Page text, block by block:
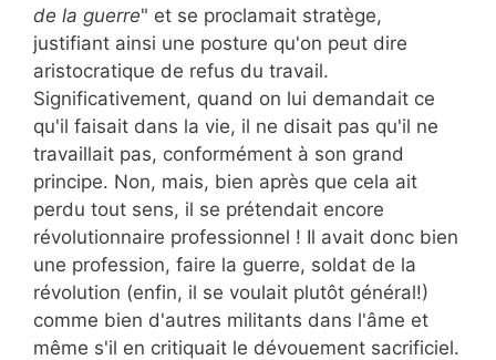
de la guerre" et se proclamait stratège,
justifiant ainsi une posture qu'on peut dire
aristocratique de refus du travail.
Significativement, quand on lui demandait ce
qu'il faisait dans la vie, il ne disait pas qu'il ne
travaillait pas, conformément à son grand
principe. Non, mais, bien après que cela ait
perdu tout sens, il se prétendait encore
révolutionnaire professionnel ! Il avait donc bien
une profession, faire la guerre, soldat de la
révolution (enfin, il se voulait plutôt général!)
comme bien d'autres militants dans l'âme et
même s'il en critiquait le dévouement sacrificiel.